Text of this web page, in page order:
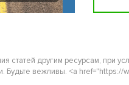
статей другим ресурсам, при
Будьте вежливы. <a href="https://